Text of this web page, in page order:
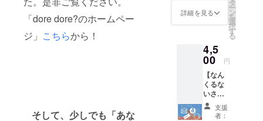
「dore dore?のホームペー
ジ」 こちらから！
そして、少しでも「あな
の《リターンに
ついて》をご覧
dore?」
のス
セット
③ポテ
ト/ドリ
ンク引
換券×3
④沖縄
で捕獲
した
詳細を見る
タ
ー
ン
を
選
択
す
る
4,5
00 円
【なん
くるな
いさー
セッ
ト】 ①支援
者：